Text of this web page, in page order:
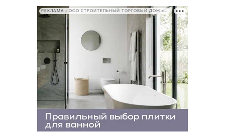
РЕКЛАМА • ООО СТРОИТЕЛЬНЫЙ ТОРГОВЫЙ ДОМ «ПЕТРОВИЧ». ИНН: 7802348846